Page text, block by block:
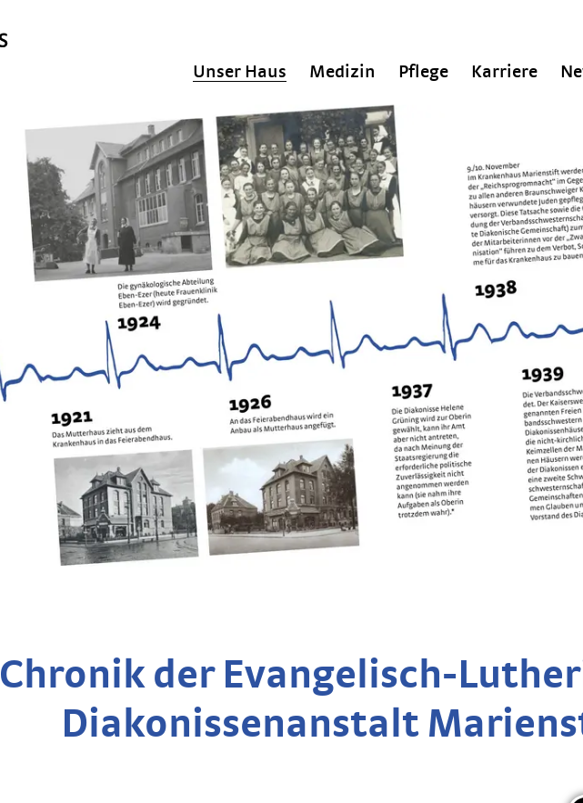
Unser Haus Medizin Pflege Karriere
Chronik der Evangelisch-
Diakonissenanstalt